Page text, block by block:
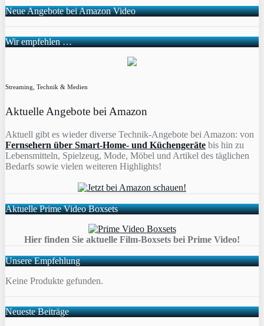
Neue Angebote bei Amazon Video
Wir empfehlen …
Streaming, Technik & Medien
Aktuelle Angebote bei Amazon
Aktuell gibt es wieder diverse Technik-Angebote bei Amazon: von
Fernsehern über Smart-Home- und Küchengeräte bis hin zu
Lebensmitteln, Spielzeug, Mode, Möbel und Artikel des täglichen
Bedarfs sowie vielen weiteren Highlights!
Aktuelle Prime Video Boxsets
Hier finden Sie aktuelle Film-Boxsets bei Prime Video!
Unsere Empfehlung
Keine Produkte gefunden.
Neueste Beiträge